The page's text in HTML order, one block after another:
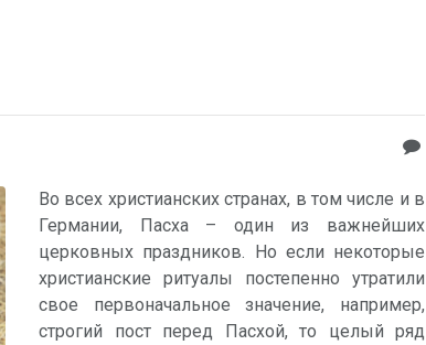
Во всех христианских странах, в том числе и в
Германии, Пасха – один из важнейших
церковных праздников. Но если некоторые
христианские ритуалы постепенно утратили
свое первоначальное значение, например,
строгий пост перед Пасхой, то целый ряд